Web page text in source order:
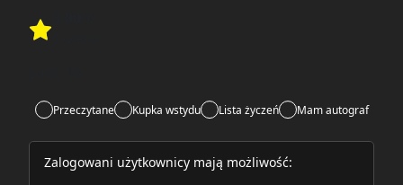
Rate this item:
Przeczytane Kupka wstydu Lista życzeń Mam autograf
Zalogowani użytkownicy mają możliwość: